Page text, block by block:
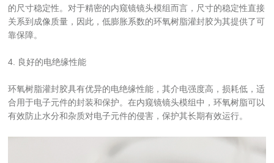
的尺寸稳定性。对于精密的内窥镜镜头模组而言，尺寸的稳定性直接
关系到成像质量，因此，低膨胀系数的环氧树脂灌封胶为其提供了可
靠保障。
4. 良好的电绝缘性能
环氧树脂灌封胶具有优异的电绝缘性能，其介电强度高，损耗低，适
合用于电子元件的封装和保护。在内窥镜镜头模组中，环氧树脂可以
有效防止水分和杂质对电子元件的侵害，保护其长期有效运行。